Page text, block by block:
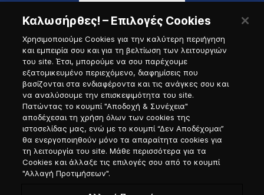
Πύλη Ναυτικού
Καλωσήρθες! – Επιλογές Cookies
Χρησιμοποιούμε Cookies για την καλύτερη περιήγηση
και εμπειρία σου και για τη βελτίωση των λειτουργιών
του site. Έτσι, μπορούμε να σου παρέχουμε
εξατομικευμένο περιεχόμενο, διαφημίσεις που
βασίζονται στα ενδιαφέροντα και τις ανάγκες σου και
να αναλύσουμε την επισκεψιμότητα του site.
Πατώντας το κουμπί "Αποδοχή & Συνέχεια"
αποδέχεσαι τη χρήση όλων των cookies της
ιστοσελίδας μας, ενώ με το κουμπί “Δεν Αποδέχομαι”
θα ενεργοποιηθούν μόνο τα απαραίτητα cookies για
τη λειτουργία του site. Μάθε περισσότερα για τα
Cookies και άλλαξε τις επιλογές σου από το κουμπί
"Αλλαγή Προτιμήσεων".